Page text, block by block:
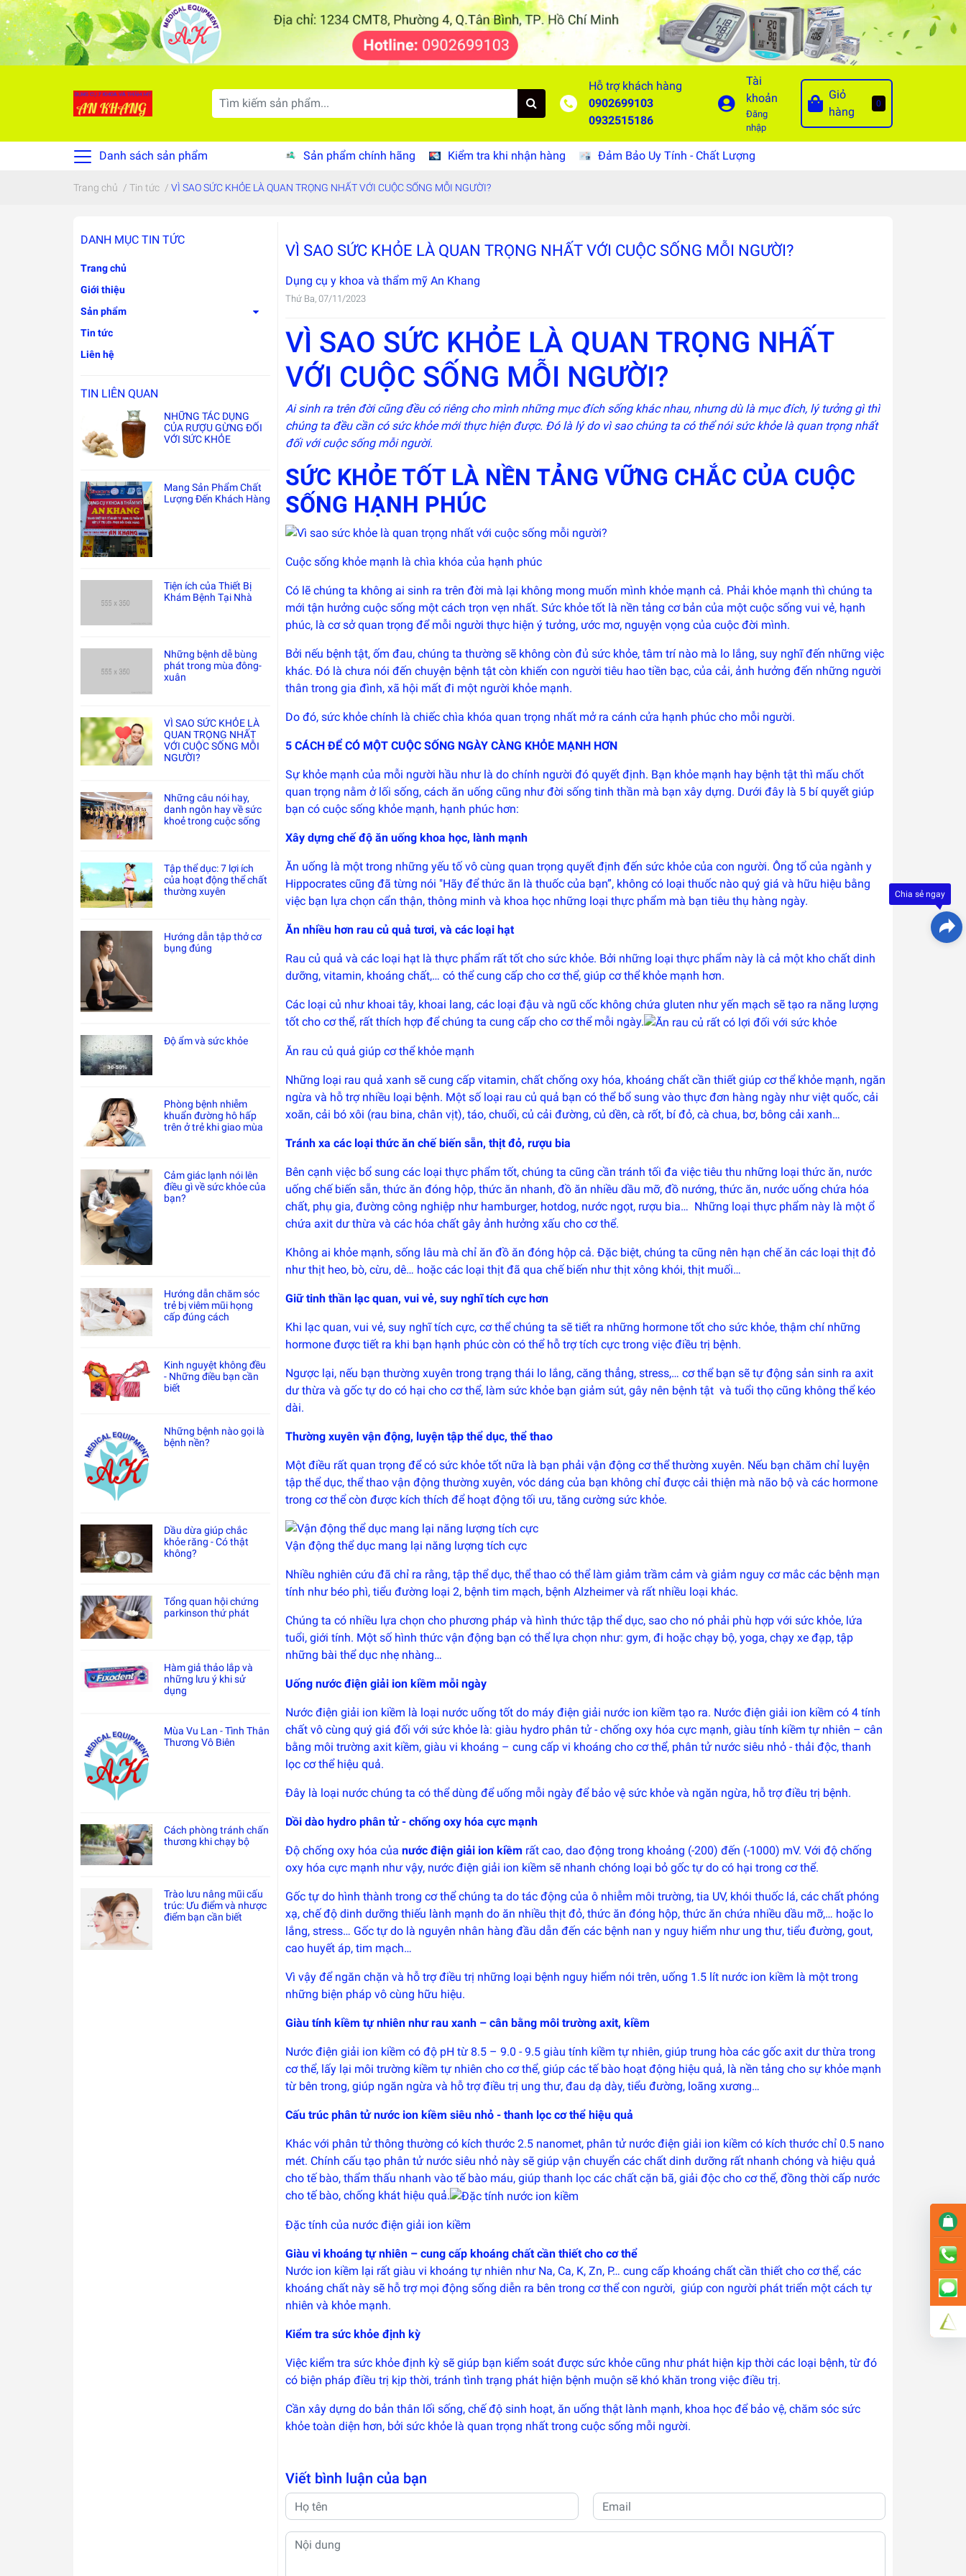
Hỗ trợ khách hàng
0902699103
0932515186
Tài
khoản
Đăng
nhập
Giỏ
hàng
0
Danh sách sản phẩm Sản phẩm chính hãng Kiểm tra khi nhận hàng Đảm Bảo Uy Tính - Chất Lượng
Trang chủ / Tin tức / VÌ SAO SỨC KHỎE LÀ QUAN TRỌNG NHẤT VỚI CUỘC SỐNG MỖI NGƯỜI?
DANH MỤC TIN TỨC
Trang chủ
Giới thiệu
Sản phẩm
Tin tức
Liên hệ
TIN LIÊN QUAN
NHỮNG TÁC DỤNG
CỦA RƯỢU GỪNG ĐỐI
VỚI SỨC KHỎE
Mang Sản Phẩm Chất
Lượng Đến Khách Hàng
Tiện ích của Thiết Bị
Khám Bệnh Tại Nhà
Những bệnh dễ bùng
phát trong mùa đông-
xuân
VÌ SAO SỨC KHỎE LÀ
QUAN TRỌNG NHẤT
VỚI CUỘC SỐNG MỖI
NGƯỜI?
Những câu nói hay,
danh ngôn hay về sức
khoẻ trong cuộc sống
Tập thể dục: 7 lợi ích
của hoạt động thể chất
thường xuyên
Hướng dẫn tập thở cơ
bụng đúng
Độ ẩm và sức khỏe
Phòng bệnh nhiễm
khuẩn đường hô hấp
trên ở trẻ khi giao mùa
Cảm giác lạnh nói lên
điều gì về sức khỏe của
bạn?
Hướng dẫn chăm sóc
trẻ bị viêm mũi họng
cấp đúng cách
Kinh nguyệt không đều
- Những điều bạn cần
biết
Những bệnh nào gọi là
bệnh nền?
Dầu dừa giúp chắc
khỏe răng - Có thật
không?
Tổng quan hội chứng
parkinson thứ phát
Hàm giả thảo lắp và
những lưu ý khi sử
dụng
Mùa Vu Lan - Tình Thân
Thương Vô Biên
Cách phòng tránh chấn
thương khi chạy bộ
Trào lưu nâng mũi cấu
trúc: Ưu điểm và nhược
điểm bạn cần biết
VÌ SAO SỨC KHỎE LÀ QUAN TRỌNG NHẤT VỚI CUỘC SỐNG MỖI NGƯỜI?
Dụng cụ y khoa và thẩm mỹ An Khang
Thứ Ba, 07/11/2023
VÌ SAO SỨC KHỎE LÀ QUAN TRỌNG NHẤT
VỚI CUỘC SỐNG MỖI NGƯỜI?
Ai sinh ra trên đời cũng đều có riêng cho mình những mục đích sống khác nhau, nhưng dù là mục đích, lý tưởng gì thì
chúng ta đều cần có sức khỏe mới thực hiện được. Đó là lý do vì sao chúng ta có thể nói sức khỏe là quan trọng nhất
đối với cuộc sống mỗi người.
SỨC KHỎE TỐT LÀ NỀN TẢNG VỮNG CHẮC CỦA CUỘC
SỐNG HẠNH PHÚC
Cuộc sống khỏe mạnh là chìa khóa của hạnh phúc
Có lẽ chúng ta không ai sinh ra trên đời mà lại không mong muốn mình khỏe mạnh cả. Phải khỏe mạnh thì chúng ta
mới tận hưởng cuộc sống một cách trọn vẹn nhất. Sức khỏe tốt là nền tảng cơ bản của một cuộc sống vui vẻ, hạnh
phúc, là cơ sở quan trọng để mỗi người thực hiện ý tưởng, ước mơ, nguyện vọng của cuộc đời mình.
Bởi nếu bệnh tật, ốm đau, chúng ta thường sẽ không còn đủ sức khỏe, tâm trí nào mà lo lắng, suy nghĩ đến những việc
khác. Đó là chưa nói đến chuyện bệnh tật còn khiến con người tiêu hao tiền bạc, của cải, ảnh hưởng đến những người
thân trong gia đình, xã hội mất đi một người khỏe mạnh.
Do đó, sức khỏe chính là chiếc chìa khóa quan trọng nhất mở ra cánh cửa hạnh phúc cho mỗi người.
5 CÁCH ĐỂ CÓ MỘT CUỘC SỐNG NGÀY CÀNG KHỎE MẠNH HƠN
Sự khỏe mạnh của mỗi người hầu như là do chính người đó quyết định. Bạn khỏe mạnh hay bệnh tật thì mấu chốt
quan trọng nằm ở lối sống, cách ăn uống cũng như đời sống tinh thần mà bạn xây dựng. Dưới đây là 5 bí quyết giúp
bạn có cuộc sống khỏe mạnh, hạnh phúc hơn:
Xây dựng chế độ ăn uống khoa học, lành mạnh
Ăn uống là một trong những yếu tố vô cùng quan trọng quyết định đến sức khỏe của con người. Ông tổ của ngành y
Hippocrates cũng đã từng nói "Hãy để thức ăn là thuốc của bạn”, không có loại thuốc nào quý giá và hữu hiệu bằng
việc bạn lựa chọn cẩn thận, thông minh và khoa học những loại thực phẩm mà bạn tiêu thụ hàng ngày.
Ăn nhiều hơn rau củ quả tươi, và các loại hạt
Rau củ quả và các loại hạt là thực phẩm rất tốt cho sức khỏe. Bởi những loại thực phẩm này là cả một kho chất dinh
dưỡng, vitamin, khoáng chất,… có thể cung cấp cho cơ thể, giúp cơ thể khỏe mạnh hơn.
Các loại củ như khoai tây, khoai lang, các loại đậu và ngũ cốc không chứa gluten như yến mạch sẽ tạo ra năng lượng
tốt cho cơ thể, rất thích hợp để chúng ta cung cấp cho cơ thể mỗi ngày.
Ăn rau củ quả giúp cơ thể khỏe mạnh
Những loại rau quả xanh sẽ cung cấp vitamin, chất chống oxy hóa, khoáng chất cần thiết giúp cơ thể khỏe mạnh, ngăn
ngừa và hỗ trợ nhiều loại bệnh. Một số loại rau củ quả bạn có thể bổ sung vào thực đơn hàng ngày như việt quốc, cải
xoăn, cải bó xôi (rau bina, chân vịt), táo, chuối, củ cải đường, củ dền, cà rốt, bí đỏ, cà chua, bơ, bông cải xanh…
Tránh xa các loại thức ăn chế biến sẵn, thịt đỏ, rượu bia
Bên cạnh việc bổ sung các loại thực phẩm tốt, chúng ta cũng cần tránh tối đa việc tiêu thu những loại thức ăn, nước
uống chế biến sẵn, thức ăn đóng hộp, thức ăn nhanh, đồ ăn nhiều dầu mỡ, đồ nướng, thức ăn, nước uống chứa hóa
chất, phụ gia, đường công nghiệp như hamburger, hotdog, nước ngọt, rượu bia… Những loại thực phẩm này là một ổ
chứa axit dư thừa và các hóa chất gây ảnh hưởng xấu cho cơ thể.
Không ai khỏe mạnh, sống lâu mà chỉ ăn đồ ăn đóng hộp cả. Đặc biệt, chúng ta cũng nên hạn chế ăn các loại thịt đỏ
như thịt heo, bò, cừu, dê… hoặc các loại thịt đã qua chế biến như thịt xông khói, thịt muối…
Giữ tinh thần lạc quan, vui vẻ, suy nghĩ tích cực hơn
Khi lạc quan, vui vẻ, suy nghĩ tích cực, cơ thể chúng ta sẽ tiết ra những hormone tốt cho sức khỏe, thậm chí những
hormone được tiết ra khi bạn hạnh phúc còn có thể hỗ trợ tích cực trong việc điều trị bệnh.
Ngược lại, nếu bạn thường xuyên trong trạng thái lo lắng, căng thẳng, stress,… cơ thể bạn sẽ tự động sản sinh ra axit
dư thừa và gốc tự do có hại cho cơ thể, làm sức khỏe bạn giảm sút, gây nên bệnh tật và tuổi thọ cũng không thể kéo
dài.
Thường xuyên vận động, luyện tập thể dục, thể thao
Một điều rất quan trọng để có sức khỏe tốt nữa là bạn phải vận động cơ thể thường xuyên. Nếu bạn chăm chỉ luyện
tập thể dục, thể thao vận động thường xuyên, vóc dáng của bạn không chỉ được cải thiện mà não bộ và các hormone
trong cơ thể còn được kích thích để hoạt động tối ưu, tăng cường sức khỏe.
Vận động thể dục mang lại năng lượng tích cực
Nhiều nghiên cứu đã chỉ ra rằng, tập thể dục, thể thao có thể làm giảm trầm cảm và giảm nguy cơ mắc các bệnh mạn
tính như béo phì, tiểu đường loại 2, bệnh tim mạch, bệnh Alzheimer và rất nhiều loại khác.
Chúng ta có nhiều lựa chọn cho phương pháp và hình thức tập thể dục, sao cho nó phải phù hợp với sức khỏe, lứa
tuổi, giới tính. Một số hình thức vận động bạn có thể lựa chọn như: gym, đi hoặc chạy bộ, yoga, chạy xe đạp, tập
những bài thể dục nhẹ nhàng…
Uống nước điện giải ion kiềm mỗi ngày
Nước điện giải ion kiềm là loại nước uống tốt do máy điện giải nước ion kiềm tạo ra. Nước điện giải ion kiềm có 4 tính
chất vô cùng quý giá đối với sức khỏe là: giàu hydro phân tử - chống oxy hóa cực mạnh, giàu tính kiềm tự nhiên – cân
bằng môi trường axit kiềm, giàu vi khoáng – cung cấp vi khoáng cho cơ thể, phân tử nước siêu nhỏ - thải độc, thanh
lọc cơ thể hiệu quả.
Đây là loại nước chúng ta có thể dùng để uống mỗi ngày để bảo vệ sức khỏe và ngăn ngừa, hỗ trợ điều trị bệnh.
Dồi dào hydro phân tử - chống oxy hóa cực mạnh
Độ chống oxy hóa của nước điện giải ion kiềm rất cao, dao động trong khoảng (-200) đến (-1000) mV. Với độ chống
oxy hóa cực mạnh như vậy, nước điện giải ion kiềm sẽ nhanh chóng loại bỏ gốc tự do có hại trong cơ thể.
Gốc tự do hình thành trong cơ thể chúng ta do tác động của ô nhiễm môi trường, tia UV, khói thuốc lá, các chất phóng
xạ, chế độ dinh dưỡng thiếu lành mạnh do ăn nhiều thịt đỏ, thức ăn đóng hộp, thức ăn chứa nhiều dầu mỡ,… hoặc lo
lắng, stress… Gốc tự do là nguyên nhân hàng đầu dẫn đến các bệnh nan y nguy hiểm như ung thư, tiểu đường, gout,
cao huyết áp, tim mạch…
Vì vậy để ngăn chặn và hỗ trợ điều trị những loại bệnh nguy hiểm nói trên, uống 1.5 lít nước ion kiềm là một trong
những biện pháp vô cùng hữu hiệu.
Giàu tính kiềm tự nhiên như rau xanh – cân bằng môi trường axit, kiềm
Nước điện giải ion kiềm có độ pH từ 8.5 – 9.0 - 9.5 giàu tính kiềm tự nhiên, giúp trung hòa các gốc axit dư thừa trong
cơ thể, lấy lại môi trường kiềm tự nhiên cho cơ thể, giúp các tế bào hoạt động hiệu quả, là nền tảng cho sự khỏe mạnh
từ bên trong, giúp ngăn ngừa và hỗ trợ điều trị ung thư, đau dạ dày, tiểu đường, loãng xương…
Cấu trúc phân tử nước ion kiềm siêu nhỏ - thanh lọc cơ thể hiệu quả
Khác với phân tử thông thường có kích thước 2.5 nanomet, phân tử nước điện giải ion kiềm có kích thước chỉ 0.5 nano
mét. Chính cấu tạo phân tử nước siêu nhỏ này sẽ giúp vận chuyển các chất dinh dưỡng rất nhanh chóng và hiệu quả
cho tế bào, thẩm thấu nhanh vào tế bào máu, giúp thanh lọc các chất cặn bã, giải độc cho cơ thể, đồng thời cấp nước
cho tế bào, chống khát hiệu quả.
Đặc tính của nước điện giải ion kiềm
Giàu vi khoáng tự nhiên – cung cấp khoáng chất cần thiết cho cơ thể
Nước ion kiềm lại rất giàu vi khoáng tự nhiên như Na, Ca, K, Zn, P… cung cấp khoáng chất cần thiết cho cơ thể, các
khoáng chất này sẽ hỗ trợ mọi động sống diễn ra bên trong cơ thể con người, giúp con người phát triển một cách tự
nhiên và khỏe mạnh.
Kiểm tra sức khỏe định kỳ
Việc kiểm tra sức khỏe định kỳ sẽ giúp bạn kiểm soát được sức khỏe cũng như phát hiện kịp thời các loại bệnh, từ đó
có biện pháp điều trị kịp thời, tránh tình trạng phát hiện bệnh muộn sẽ khó khăn trong việc điều trị.
Cần xây dựng do bản thân lối sống, chế độ sinh hoạt, ăn uống thật lành mạnh, khoa học để bảo vệ, chăm sóc sức
khỏe toàn diện hơn, bởi sức khỏe là quan trọng nhất trong cuộc sống mỗi người.
Viết bình luận của bạn
trải
nghiệm
phát
triển
bởi
EGANY
Chia sẻ ngay